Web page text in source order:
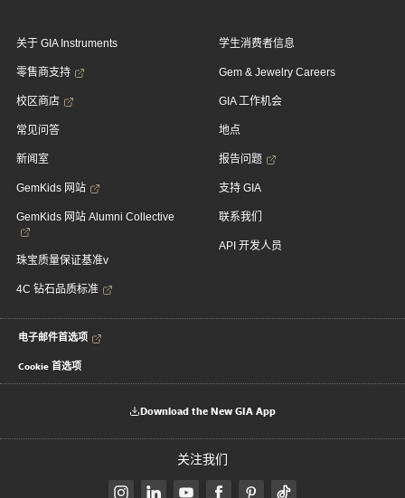
关于 GIA Instruments
零售商支持
校区商店
常见问答
新闻室
GemKids 网站
GemKids 网站 Alumni Collective
珠宝质量保证基准v
4C 钻石品质标准
学生消费者信息
Gem & Jewelry Careers
GIA 工作机会
地点
报告问题
支持 GIA
联系我们
API 开发人员
电子邮件首选项
Cookie 首选项
Download the New GIA App
关注我们